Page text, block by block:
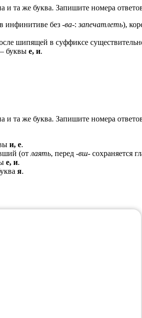
и та же буква. Запишите номера
инфинитиве без -ва-:запечатлеть),
шипящей в суффиксе
буквы е, и.
и та же буква. Запишите номера
и, е.
(от лаять, перед -вш- сохраняется
е, и.
я.